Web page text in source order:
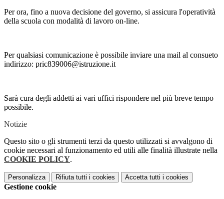
Per ora, fino a nuova decisione del governo, si assicura l'operatività
della scuola con modalità di lavoro on-line.
Per qualsiasi comunicazione è possibile inviare una mail al consueto
indirizzo: pric839006@istruzione.it
Sarà cura degli addetti ai vari uffici rispondere nel più breve tempo
possibile.
Notizie
Questo sito o gli strumenti terzi da questo utilizzati si avvalgono di
cookie necessari al funzionamento ed utili alle finalità illustrate nella
COOKIE POLICY.
Personalizza Rifiuta tutti i cookies Accetta tutti i cookies
Gestione cookie